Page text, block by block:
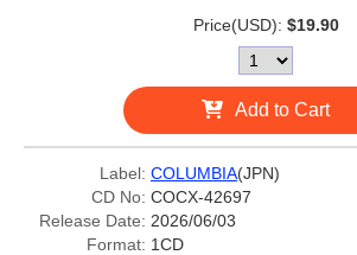
Price(USD): $19.90
Add to Cart
Label: COLUMBIA(JPN)
CD No: COCX-42697
Release Date: 2026/06/03
Format: 1CD